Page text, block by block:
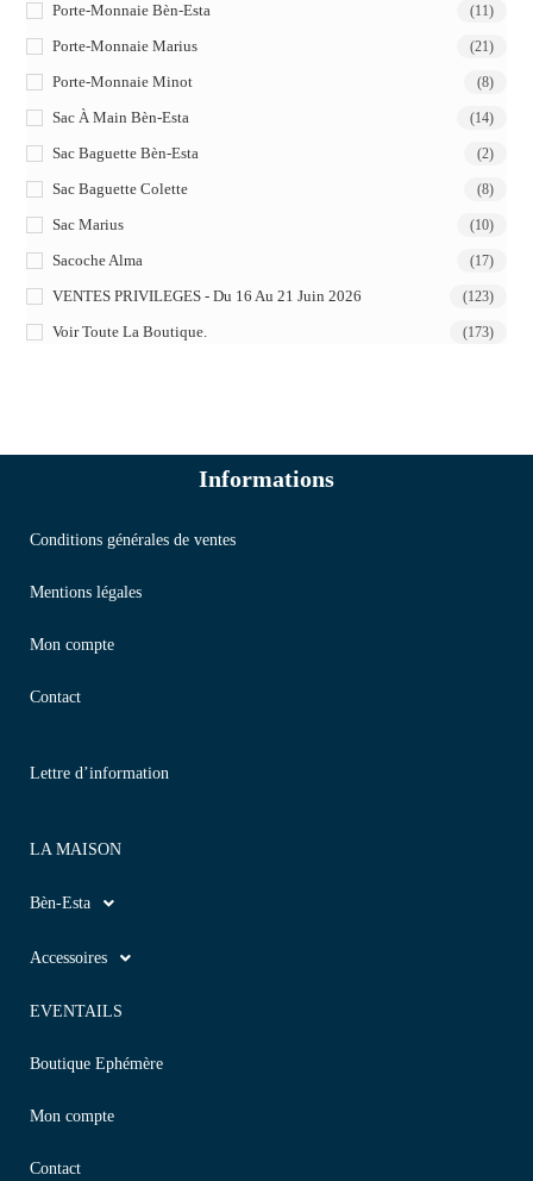
Porte-Monnaie Bèn-Esta (11)
Porte-Monnaie Marius (21)
Porte-Monnaie Minot (8)
Sac À Main Bèn-Esta (14)
Sac Baguette Bèn-Esta (2)
Sac Baguette Colette (8)
Sac Marius (10)
Sacoche Alma (17)
VENTES PRIVILEGES - Du 16 Au 21 Juin 2026 (123)
Voir Toute La Boutique. (173)
Informations
Conditions générales de ventes
Mentions légales
Mon compte
Contact
Lettre d’information
LA MAISON
Bèn-Esta
Accessoires
EVENTAILS
Boutique Ephémère
Mon compte
Contact